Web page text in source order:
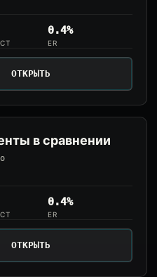
0.4%
ER
ОТКРЫТЬ
в сравнении
0.4%
ER
ОТКРЫТЬ